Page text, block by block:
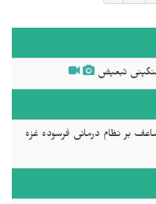
تبعیض
بر نظام درمانی فرسوده غزه